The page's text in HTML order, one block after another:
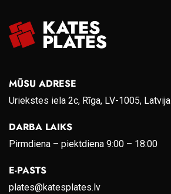
MŪSU ADRESE
Uriekstes iela 2c, Rīga, LV-1005, Latvija
DARBA LAIKS
Pirmdiena – piektdiena 9:00 – 18:00
E-PASTS
plates@katesplates.lv